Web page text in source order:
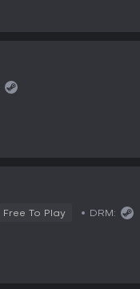
Free To Play DRM: